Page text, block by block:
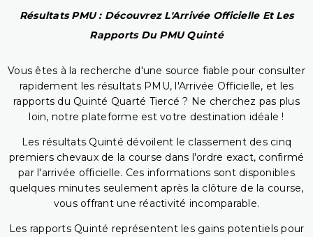
Résultats PMU : Découvrez L'Arrivée Officielle Et Les
Rapports Du PMU Quinté
Vous êtes à la recherche d'une source fiable pour consulter
rapidement les résultats PMU, l'Arrivée Officielle, et les
rapports du Quinté Quarté Tiercé ? Ne cherchez pas plus
loin, notre plateforme est votre destination idéale !
Les résultats Quinté dévoilent le classement des cinq
premiers chevaux de la course dans l'ordre exact, confirmé
par l'arrivée officielle. Ces informations sont disponibles
quelques minutes seulement après la clôture de la course,
vous offrant une réactivité incomparable.
Les rapports Quinté représentent les gains potentiels pour